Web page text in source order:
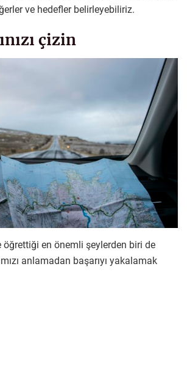
ve hedefler belirleyebiliriz.
çizin
öğrettiği en önemli şeylerden biri de
anlamadan başarıyı yakalamak